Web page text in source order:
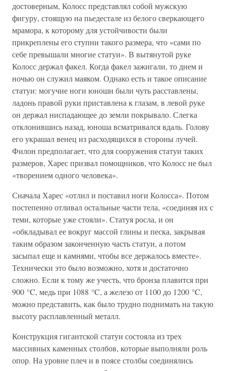
достоверным, Колосс представлял собой мужскую
фигуру, стоящую на пьедестале из белого сверкающего
мрамора, к которому для устойчивости были
прикреплены его ступни такого размера, что «сами по
себе превышали многие статуи». В вытянутой руке
Колосс держал факел. Когда факел зажигали, то днем и
ночью он служил маяком. Однако есть и такое описание
статуи: могучие ноги юноши были чуть расставлены,
ладонь правой руки приставлена к глазам, в левой руке
он держал ниспадающее до земли покрывало. Слегка
отклонившись назад, юноша всматривался вдаль. Голову
его украшал венец из расходящихся в стороны лучей.
Филон предполагает, что для сооружения статуи таких
размеров, Харес призвал помощников, что Колосс не был
«творением одного человека».
Сначала Харес «отлил и поставил ноги Колосса». Потом
постепенно отливал остальные части тела, «соединяя их с
теми, которые уже стояли». Статуя росла, и он
«обкладывал ее вокруг массой глины и песка, закрывая
таким образом законченную часть статуи, а потом
засыпал еще и камнями, чтобы все держалось вместе».
Технически это было возможно, хотя и достаточно
сложно. Если к тому же учесть, что бронза плавится при
900 °C, медь при 1088 °C, а железо от 1100 до 1200 °C,
можно представить, как было трудно поднимать на такую
высоту расплавленный металл.
Конструкция гигантской статуи состояла из трех
массивных каменных столбов, которые выполняли роль
опор. На уровне плеч и в поясе столбы соединялись